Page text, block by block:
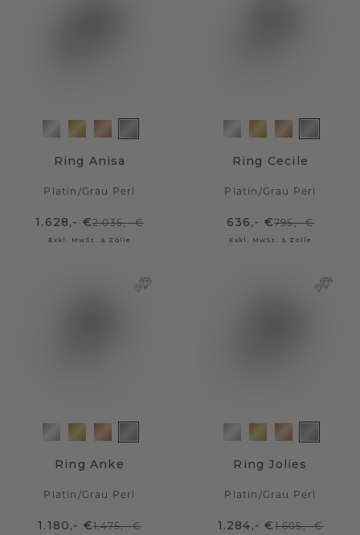
Ring Anisa
Platin /Grau Perl
1.628,- €2.035,- €
Exkl. MwSt. & Zölle
Ring Cecile
Platin /Grau Perl
636,- €795,- €
Exkl. MwSt. & Zölle
Ring Anke
Platin /Grau Perl
1.180,- €1.475,- €
Ring Jolies
Platin /Grau Perl
1.284,- €1.605,- €